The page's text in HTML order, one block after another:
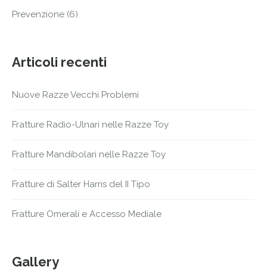
Prevenzione (6)
Articoli recenti
Nuove Razze Vecchi Problemi
Fratture Radio-Ulnari nelle Razze Toy
Fratture Mandibolari nelle Razze Toy
Fratture di Salter Harris del II Tipo
Fratture Omerali e Accesso Mediale
Gallery